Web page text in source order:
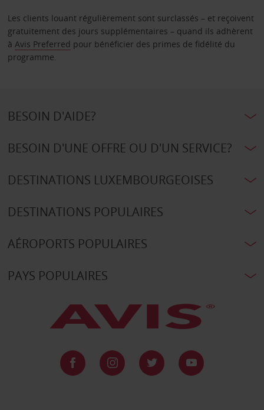
Les clients louant régulièrement sont surclassés – et reçoivent
gratuitement des jours supplémentaires – quand ils adhèrent
à Avis Preferred pour bénéficier des primes de fidélité du
programme.
BESOIN D'AIDE?
BESOIN D'UNE OFFRE OU D'UN SERVICE?
DESTINATIONS LUXEMBOURGEOISES
DESTINATIONS POPULAIRES
AÉROPORTS POPULAIRES
PAYS POPULAIRES